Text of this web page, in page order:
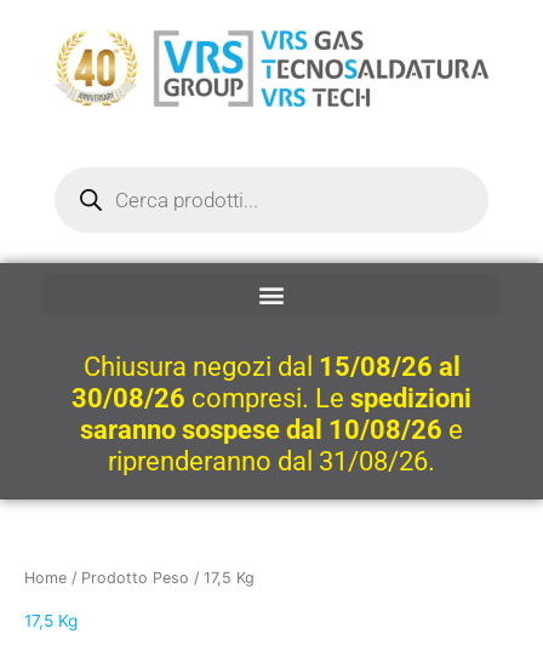
contenuto
Chiusura negozi dal 15/08/26 al
30/08/26 compresi. Le spedizioni
saranno sospese dal 10/08/26 e
riprenderanno dal 31/08/26.
Home / Prodotto Peso / 17,5 Kg
17,5 Kg